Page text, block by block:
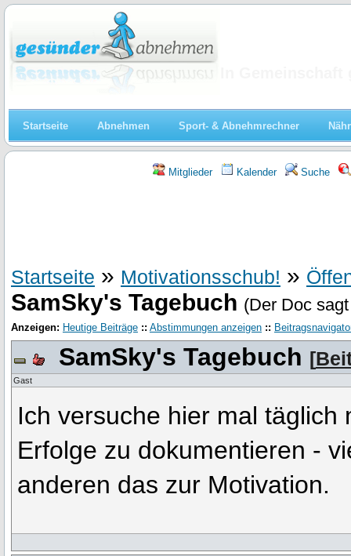
Startseite Abnehmen Sport- & Abnehmrechner
Mitglieder Kalender Suche
Startseite » Motivationsschub! »
SamSky's Tagebuch (Der Doc
Anzeigen: Heutige Beiträge :: Abstimmungen anzeigen ::
SamSky's Tagebuch [
Gast
Ich versuche hier mal täglich
Erfolge zu dokumentieren -
anderen das zur Motivation.